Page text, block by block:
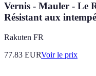
Vernis - Mauler - Le
Résistant aux
Rakuten FR
77.83 EURVoir le prix